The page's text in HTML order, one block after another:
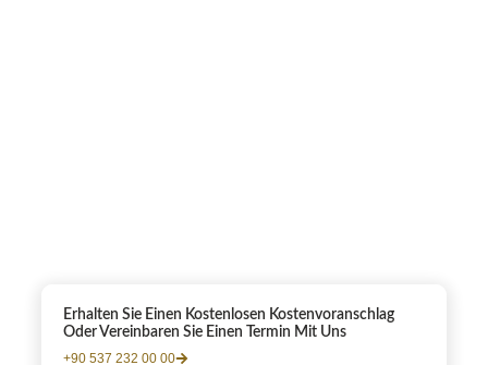
Erhalten Sie Einen Kostenlosen Kostenvoranschlag
Oder Vereinbaren Sie Einen Termin Mit Uns
+90 537 232 00 00